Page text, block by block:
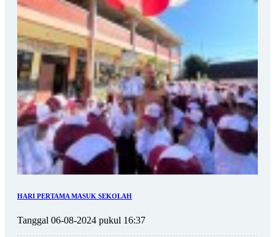
HARI PERTAMA MASUK SEKOLAH
Tanggal 06-08-2024 pukul 16:37